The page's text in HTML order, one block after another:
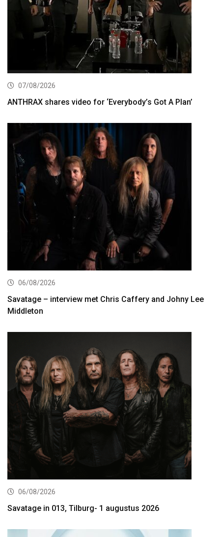
07/08/2026
ANTHRAX shares video for ‘Everybody’s Got A Plan’
06/08/2026
Savatage – interview met Chris Caffery and Johny Lee
Middleton
06/08/2026
Savatage in 013, Tilburg- 1 augustus 2026